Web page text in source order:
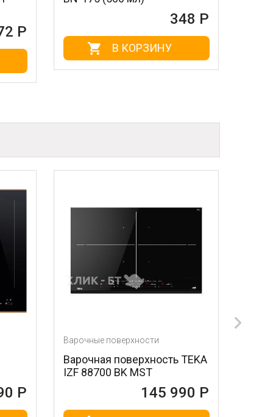
В КОРЗИНУ
Варочные поверхности
Варочная поверхность TEKA
IZF 88700 BK MST
145 990 Р
Варочная